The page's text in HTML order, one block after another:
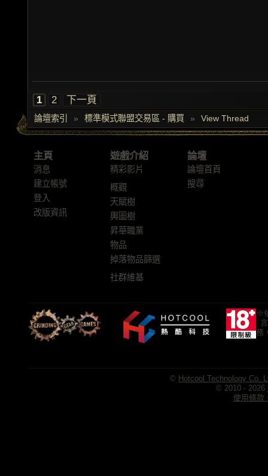
1 2 下一頁
論壇索引 » 標準模式聯盟交易區 - 購買 » View Thread
主頁
消息
建立帳號
登入
改版資訊
遊戲介紹
精彩影片
概觀
天賦樹
輿圖樹
昇華職業
物品
掉落物品篩選
社群維基
論壇
論壇首頁
搜尋
※
務
© Hotcool Technology Co.
© 2010 - 2026
使用條款